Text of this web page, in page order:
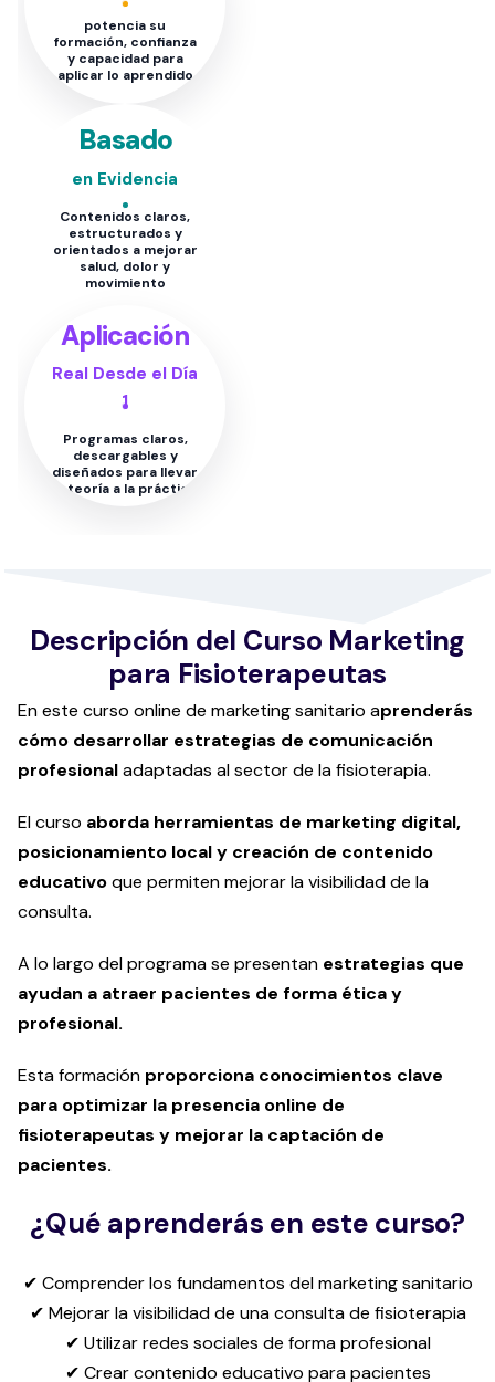
potencia su
formación, confianza
y capacidad para
aplicar lo aprendido
Basado
en Evidencia
Contenidos claros,
estructurados y
orientados a mejorar
salud, dolor y
movimiento
Aplicación
Real Desde el Día
1
Programas claros,
descargables y
diseñados para llevar
la teoría a la práctica
Descripción del Curso Marketing
para Fisioterapeutas
En este curso online de marketing sanitario aprenderás
cómo desarrollar estrategias de comunicación
profesionaladaptadas al sector de la fisioterapia.
El curso aborda herramientas de marketing digital,
posicionamiento local y creación de contenido
educativoque permiten mejorar la visibilidad de la
consulta.
A lo largo del programa se presentan estrategias que
ayudan a atraer pacientes de forma ética y
profesional.
Esta formación proporciona conocimientos clave
para optimizar la presencia online de
fisioterapeutas y mejorar la captación de
pacientes.
¿Qué aprenderás en este curso?
✔ Comprender los fundamentos del marketing sanitario
✔ Mejorar la visibilidad de una consulta de fisioterapia
✔ Utilizar redes sociales de forma profesional
✔ Crear contenido educativo para pacientes